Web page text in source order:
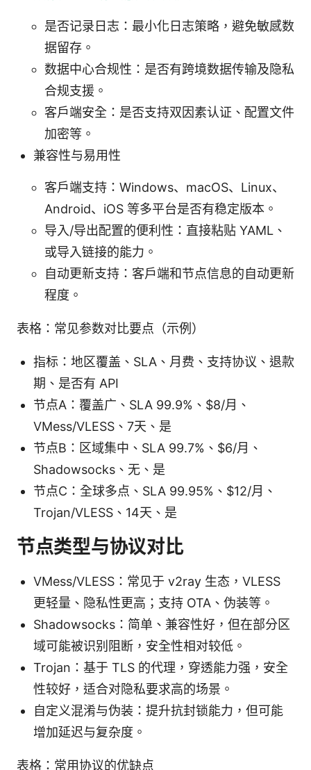
是否记录日志：最小化日志策略，避免敏感数
据留存。
数据中心合规性：是否有跨境数据传输及隐私
合规支援。
客户端安全：是否支持双因素认证、配置文件
加密等。
兼容性与易用性
客户端支持：Windows、macOS、Linux、
Android、iOS 等多平台是否有稳定版本。
导入/导出配置的便利性：直接粘贴 YAML、
或导入链接的能力。
自动更新支持：客户端和节点信息的自动更新
程度。
表格：常见参数对比要点（示例）
指标：地区覆盖、SLA、月费、支持协议、退款
期、是否有 API
节点A：覆盖广、SLA 99.9%、$8/月、
VMess/VLESS、7天、是
节点B：区域集中、SLA 99.7%、$6/月、
Shadowsocks、无、是
节点C：全球多点、SLA 99.95%、$12/月、
Trojan/VLESS、14天、是
节点类型与协议对比
VMess/VLESS：常见于 v2ray 生态，VLESS
更轻量、隐私性更高；支持 OTA、伪装等。
Shadowsocks：简单、兼容性好，但在部分区
域可能被识别阻断，安全性相对较低。
Trojan：基于 TLS 的代理，穿透能力强，安全
性较好，适合对隐私要求高的场景。
自定义混淆与伪装：提升抗封锁能力，但可能
增加延迟与复杂度。
表格：常用协议的优缺点